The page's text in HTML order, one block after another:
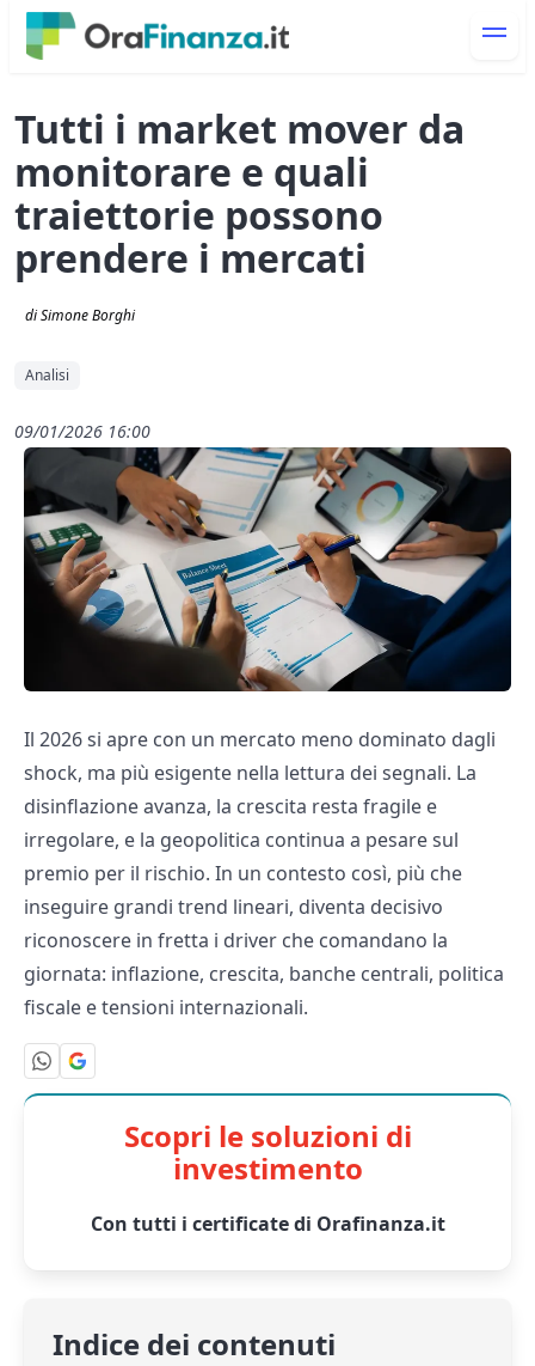
Tutti i market mover da
monitorare e quali
traiettorie possono
prendere i mercati
di Simone Borghi
Analisi
09/01/2026 16:00
Il 2026 si apre con un mercato meno dominato dagli
shock, ma più esigente nella lettura dei segnali. La
disinflazione avanza, la crescita resta fragile e
irregolare, e la geopolitica continua a pesare sul
premio per il rischio. In un contesto così, più che
inseguire grandi trend lineari, diventa decisivo
riconoscere in fretta i driver che comandano la
giornata: inflazione, crescita, banche centrali, politica
fiscale e tensioni internazionali.
Scopri le soluzioni di
investimento
Con tutti i certificate di Orafinanza.it
Indice dei contenuti